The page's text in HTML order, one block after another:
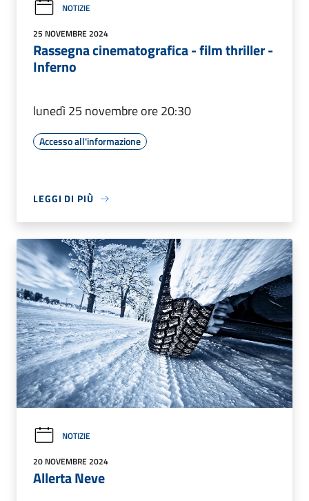
NOTIZIE
25 NOVEMBRE 2024
Rassegna cinematografica - film thriller -
Inferno
lunedì 25 novembre ore 20:30
Accesso all'informazione
LEGGI DI PIÙ
NOTIZIE
20 NOVEMBRE 2024
Allerta Neve